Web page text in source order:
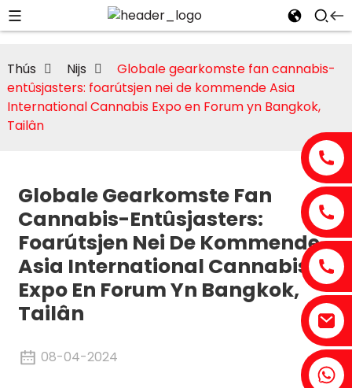
Thús Nijs
Globale gearkomste fan cannabis-
entûsjasters: foarútsjen nei de kommende Asia
International Cannabis Expo en Forum yn Bangkok,
Tailân
Globale Gearkomste Fan
Cannabis-Entûsjasters:
Foarútsjen Nei De Kommende
Asia International Cannabis
Expo En Forum Yn Bangkok,
Tailân
08-04-2024